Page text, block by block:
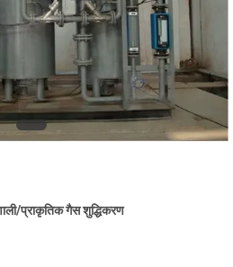
प्राकृतिक गैस शुद्धिकरण